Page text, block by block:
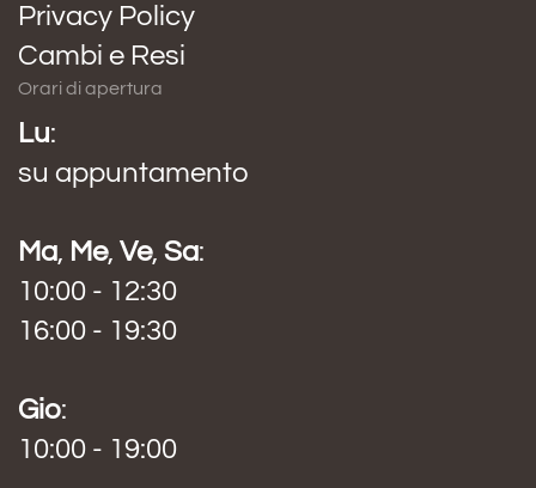
Privacy Policy
Cambi e Resi
Orari di apertura
Lu:
su appuntamento
Ma, Me, Ve, Sa:
10:00 - 12:30
16:00 - 19:30
Gio:
10:00 - 19:00